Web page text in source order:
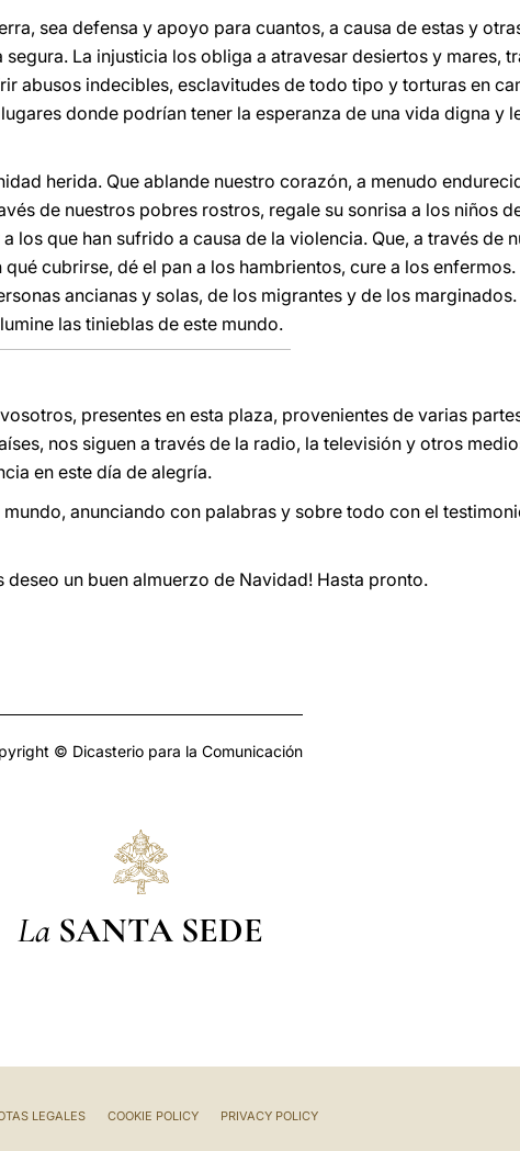
sea defensa y apoyo para cuantos, a causa de estas y
La injusticia los obliga a atravesar desiertos y mares,
abusos indecibles, esclavitudes de todo tipo y torturas en
donde podrían tener la esperanza de una vida digna y
herida. Que ablande nuestro corazón, a menudo
de nuestros pobres rostros, regale su sonrisa a los niños
los que han sufrido a causa de la violencia. Que, a través de
cubrirse, dé el pan a los hambrientos, cure a los enfermos.
ancianas y solas, de los migrantes y de los marginados.
las tinieblas de este mundo.
presentes en esta plaza, provenientes de varias
nos siguen a través de la radio, la televisión y otros
en este día de alegría.
anunciando con palabras y sobre todo con el
un buen almuerzo de Navidad! Hasta pronto.
© Dicasterio para la Comunicación
La SANTA SEDE
LEGALES COOKIE POLICY PRIVACY POLICY